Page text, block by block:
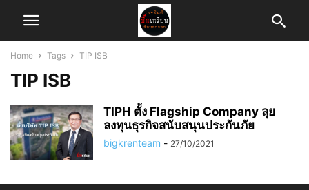
Home Tags TIP ISB
TIP ISB
TIPH ตั้ง Flagship Company ลุย
ลงทุนธุรกิจสนับสนุนประกันภัย
bigkrenteam - 27/10/2021